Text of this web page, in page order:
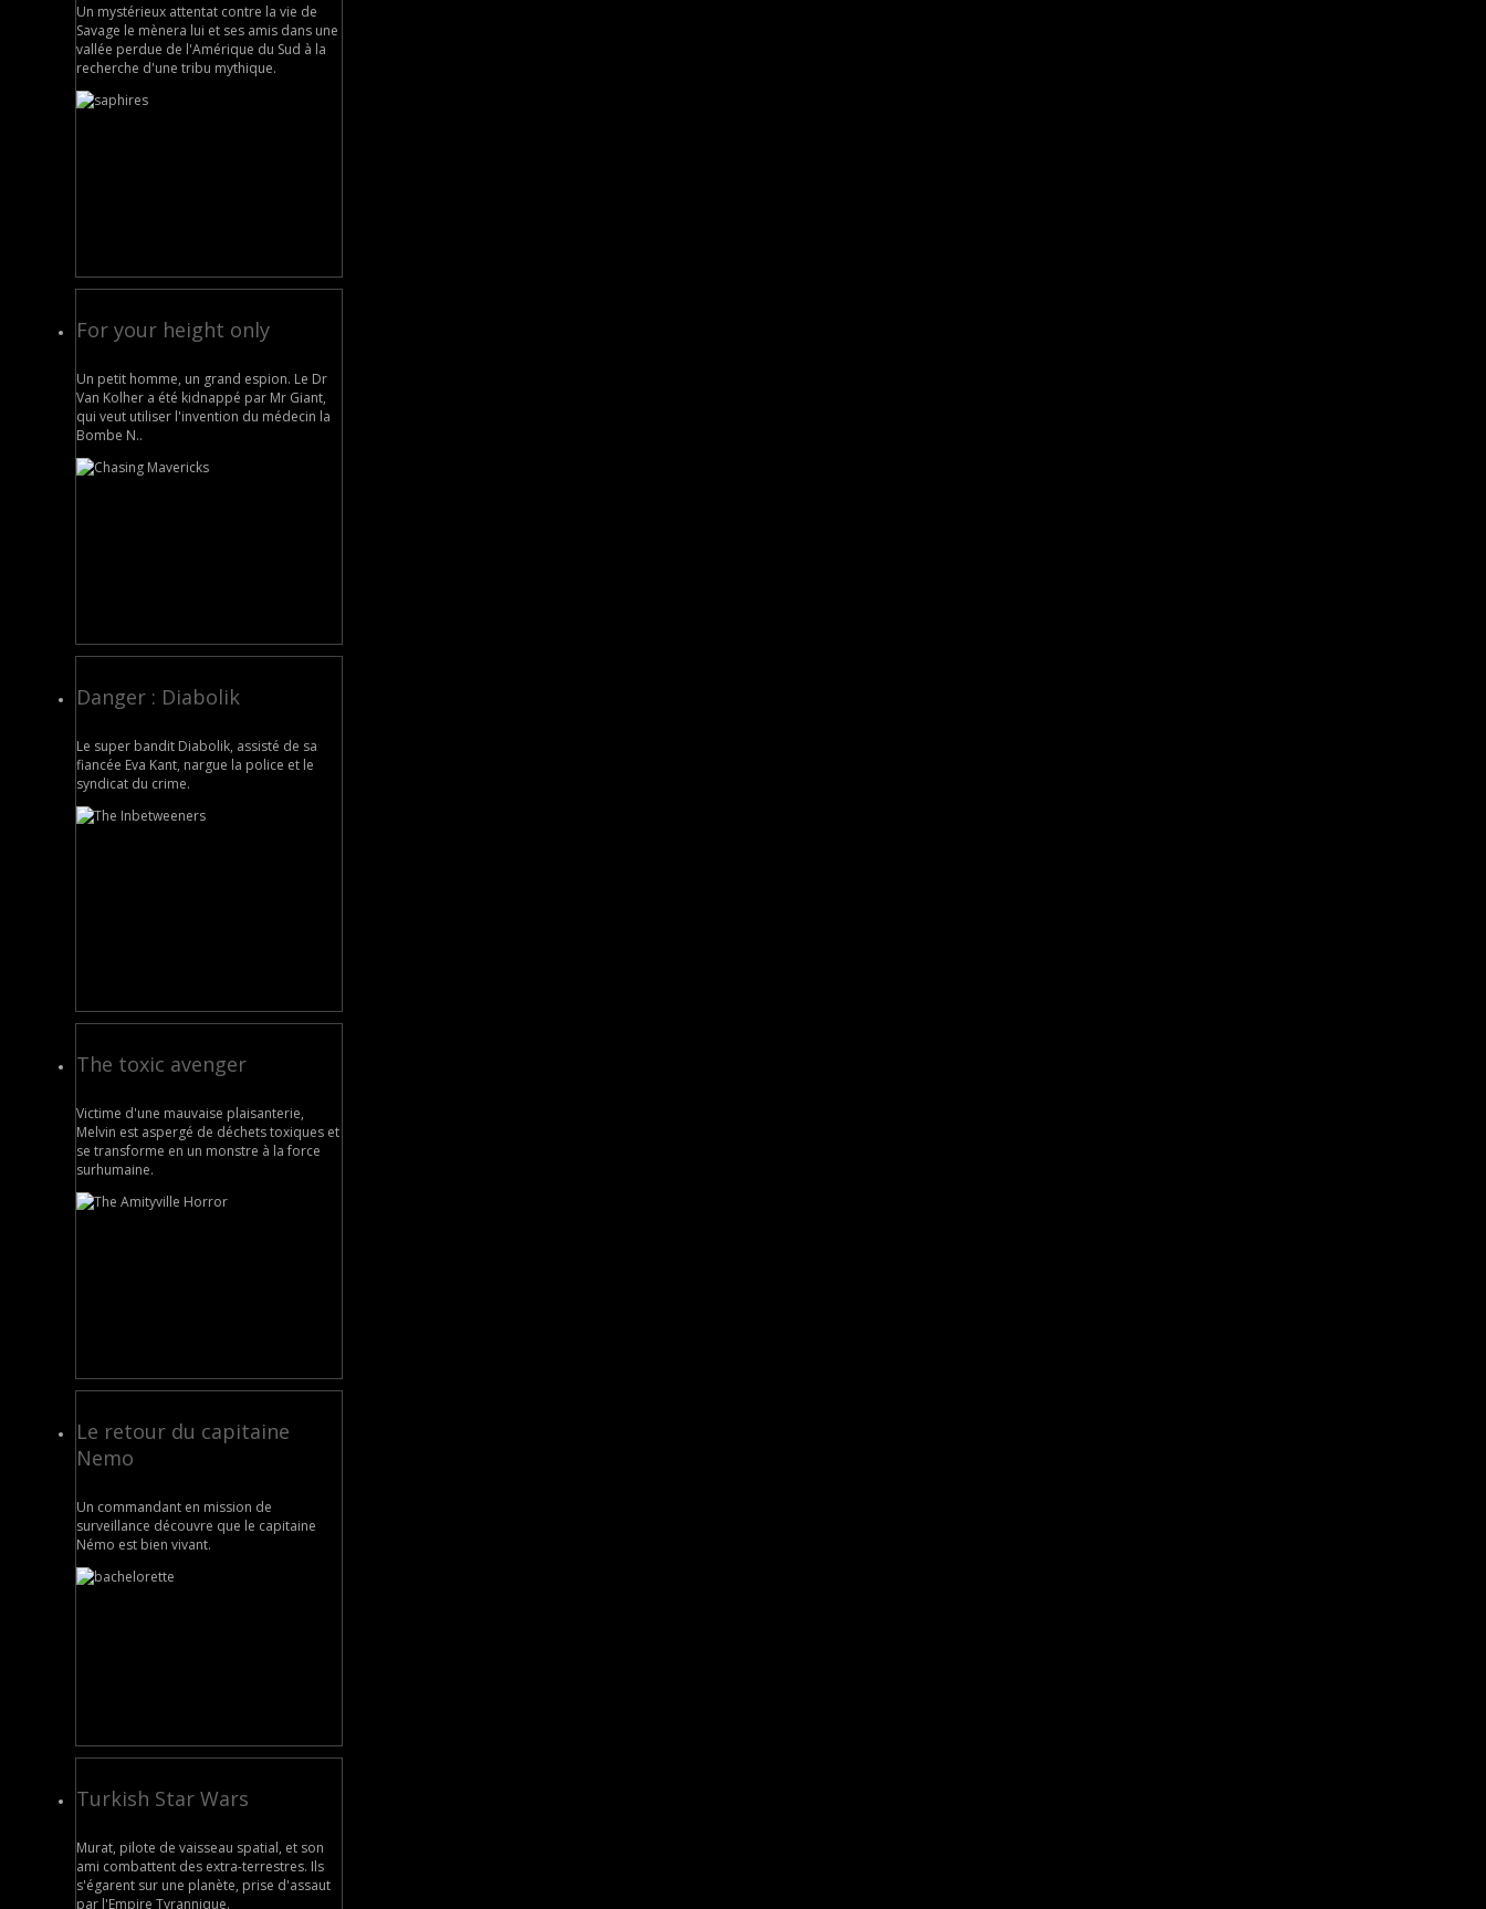
Un mystérieux attentat contre la vie de
Savage le mènera lui et ses amis dans une
vallée perdue de l'Amérique du Sud à la
recherche d'une tribu mythique.
For your height only
Un petit homme, un grand espion. Le Dr
Van Kolher a été kidnappé par Mr Giant,
qui veut utiliser l'invention du médecin la
Bombe N..
Danger : Diabolik
Le super bandit Diabolik, assisté de sa
fiancée Eva Kant, nargue la police et le
syndicat du crime.
The toxic avenger
Victime d'une mauvaise plaisanterie,
Melvin est aspergé de déchets toxiques et
se transforme en un monstre à la force
surhumaine.
Le retour du capitaine
Nemo
Un commandant en mission de
surveillance découvre que le capitaine
Némo est bien vivant.
Turkish Star Wars
Murat, pilote de vaisseau spatial, et son
ami combattent des extra-terrestres. Ils
s'égarent sur une planète, prise d'assaut
par l'Empire Tyrannique.